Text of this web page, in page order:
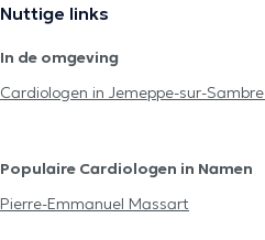
Nuttige links
In de omgeving
Cardiologen in Jemeppe-sur-Sambre
Populaire Cardiologen in Namen
Pierre-Emmanuel Massart